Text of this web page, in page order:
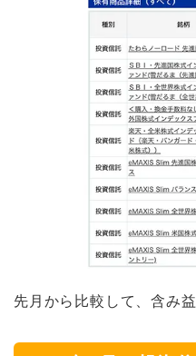
先月から比較して、含み